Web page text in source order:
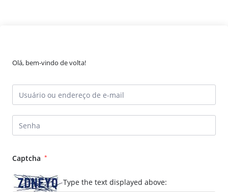
Olá, bem-vindo de volta!
Captcha *
Type the text displayed above: